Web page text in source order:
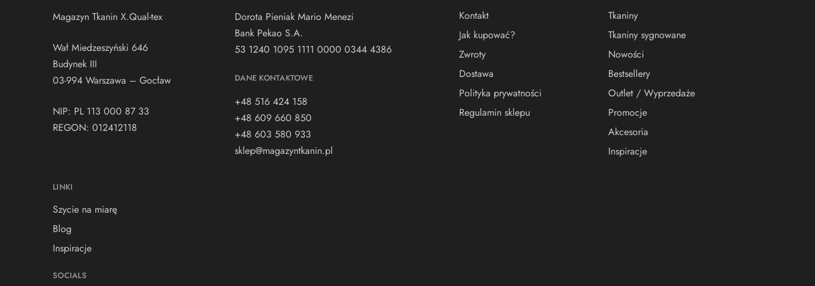
Magazyn Tkanin X.Qual-tex
Wał Miedzeszyński 646
Budynek III
03-994 Warszawa – Gocław
NIP: PL 113 000 87 33
REGON: 012412118
LINKI
Szycie na miarę
Blog
Inspiracje
SOCIALS
Dorota Pieniak Mario Menezi
Bank Pekao S.A.
53 1240 1095 1111 0000 0344 4386
DANE KONTAKTOWE
+48 516 424 158
+48 609 660 850
+48 603 580 933
sklep@magazyntkanin.pl
Kontakt
Jak kupować?
Zwroty
Dostawa
Polityka prywatności
Regulamin sklepu
Tkaniny
Tkaniny sygnowane
Nowości
Bestsellery
Outlet / Wyprzedaże
Promocje
Akcesoria
Inspiracje